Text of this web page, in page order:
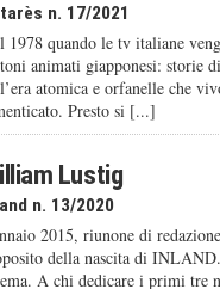
n. 17/2021
1978 quando le tv italiane
animati giapponesi: storie
atomica e orfanelle che
Presto si [...]
Lustig
n. 13/2020
2015, riunone di
della nascita di
A chi dedicare i primi tre